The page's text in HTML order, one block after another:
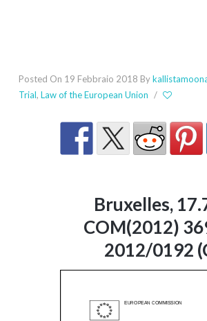
Posted On 19 Febbraio 2018 By
Trial, Law of the European Union /
Bruxelles,
COM(2012)
2012/0192